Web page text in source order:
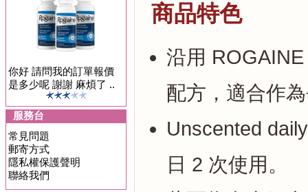
你好 請問我的訂單報價
是多少呢 謝謝 麻煩了 ..
服務台
常見問題
郵寄方式
隱私權保護聲明
聯絡我們
商品特色
沿用
配方，適合作
Unscented
日 2 次使用。